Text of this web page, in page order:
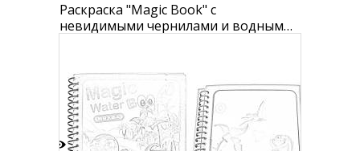
Раскраска "Magic Book" с
невидимыми чернилами и водным